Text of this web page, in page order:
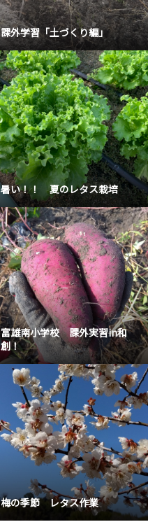
課外学習「土づくり編」
暑い！！ 夏のレタス栽培
富雄南小学校 課外実習in和
創！
梅の季節 レタス作業